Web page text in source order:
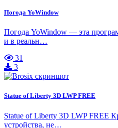
Погода YoWindow
Погода YoWindow — эта
и в реальн…
31
3
Statue of Liberty 3D LWP FREE
Statue of Liberty 3D LWP FREE
устройства, не…